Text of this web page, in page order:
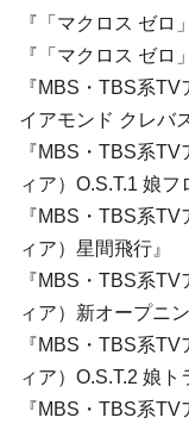
『「マクロス ゼロ
『「マクロス ゼロ
『MBS・TBS系
イアモンド クレバ
『MBS・TBS系
ィア）O.S.T.1 娘フ
『MBS・TBS系
ィア）星間飛行』
『MBS・TBS系
ィア）新オープニ
『MBS・TBS系
ィア）O.S.T.2 娘ト
『MBS・TBS系